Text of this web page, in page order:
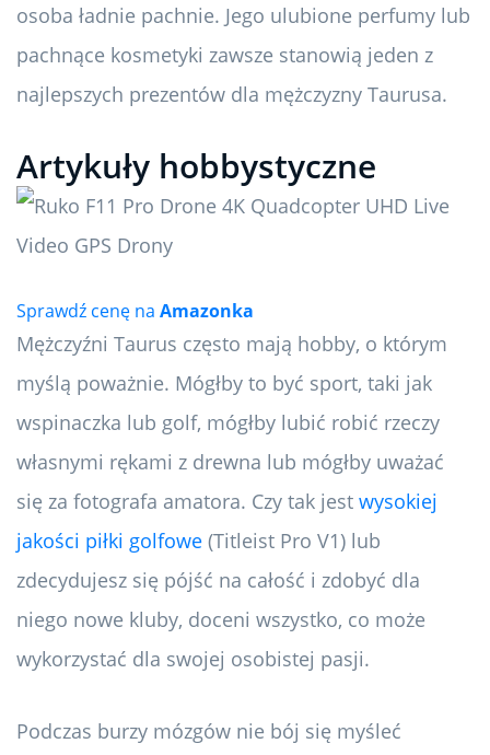
osoba ładnie pachnie. Jego ulubione perfumy lub
pachnące kosmetyki zawsze stanowią jeden z
najlepszych prezentów dla mężczyzny Taurusa.
Artykuły hobbystyczne
Sprawdź cenę na Amazonka
Mężczyźni Taurus często mają hobby, o którym
myślą poważnie. Mógłby to być sport, taki jak
wspinaczka lub golf, mógłby lubić robić rzeczy
własnymi rękami z drewna lub mógłby uważać
się za fotografa amatora. Czy tak jest wysokiej
jakości piłki golfowe (Titleist Pro V1) lub
zdecydujesz się pójść na całość i zdobyć dla
niego nowe kluby, doceni wszystko, co może
wykorzystać dla swojej osobistej pasji.
Podczas burzy mózgów nie bój się myśleć